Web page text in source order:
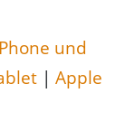
und
| Apple